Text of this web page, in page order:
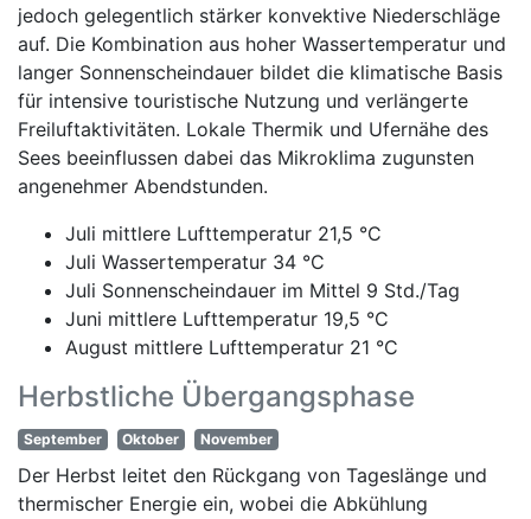
jedoch gelegentlich stärker konvektive Niederschläge
auf. Die Kombination aus hoher Wassertemperatur und
langer Sonnenscheindauer bildet die klimatische Basis
für intensive touristische Nutzung und verlängerte
Freiluftaktivitäten. Lokale Thermik und Ufernähe des
Sees beeinflussen dabei das Mikroklima zugunsten
angenehmer Abendstunden.
Juli mittlere Lufttemperatur 21,5 °C
Juli Wassertemperatur 34 °C
Juli Sonnenscheindauer im Mittel 9 Std./Tag
Juni mittlere Lufttemperatur 19,5 °C
August mittlere Lufttemperatur 21 °C
Herbstliche Übergangsphase
September Oktober November
Der Herbst leitet den Rückgang von Tageslänge und
thermischer Energie ein, wobei die Abkühlung